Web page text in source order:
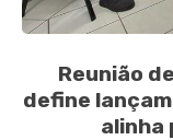
Reunião
define